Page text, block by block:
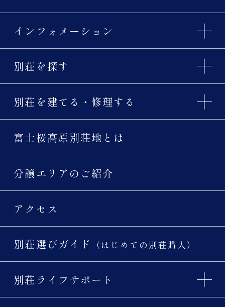
インフォメーション
別荘を探す
別荘を建てる・修理する
富士桜高原別荘地とは
分譲エリアのご紹介
アクセス
別荘選びガイド （はじめての別荘購入）
別荘ライフサポート